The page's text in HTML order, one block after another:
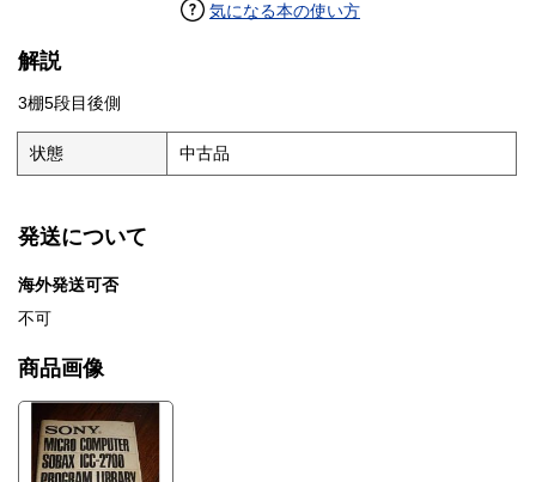
気になる本の使い方
解説
3棚5段目後側
状態 中古品
発送について
海外発送可否
不可
商品画像